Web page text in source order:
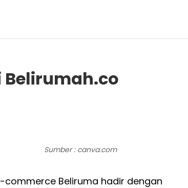
Belirumah.co
Sumber : canva.com
commerce Beliruma hadir dengan